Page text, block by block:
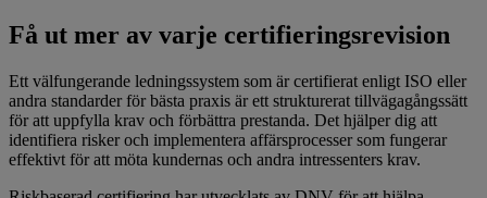
Få ut mer av varje certifieringsrevision
Ett välfungerande ledningssystem som är certifierat enligt ISO eller
andra standarder för bästa praxis är ett strukturerat tillvägagångssätt
för att uppfylla krav och förbättra prestanda. Det hjälper dig att
identifiera risker och implementera affärsprocesser som fungerar
effektivt för att möta kundernas och andra intressenters krav.